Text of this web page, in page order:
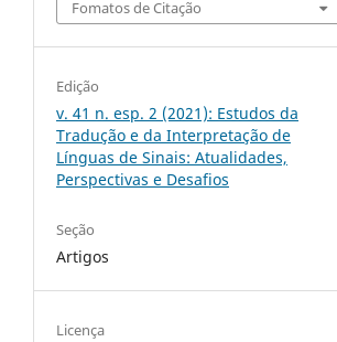
Fomatos de Citação
Edição
v. 41 n. esp. 2 (2021): Estudos da
Tradução e da Interpretação de
Línguas de Sinais: Atualidades,
Perspectivas e Desafios
Seção
Artigos
Licença